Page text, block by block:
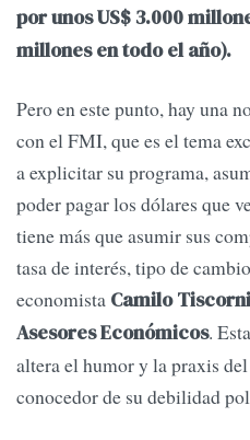
por unos US$ 3.000
millones en todo el año).
Pero en este punto, hay una
con el FMI, que es el tema
a explicitar su programa,
poder pagar los dólares que
tiene más que asumir sus
tasa de interés, tipo de
economista Camilo
Asesores Económicos.
altera el humor y la praxis
conocedor de su debilidad